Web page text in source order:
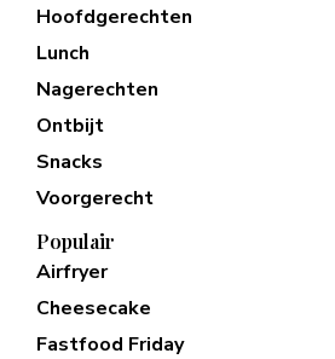
Hoofdgerechten
Lunch
Nagerechten
Ontbijt
Snacks
Voorgerecht
Populair
Airfryer
Cheesecake
Fastfood Friday